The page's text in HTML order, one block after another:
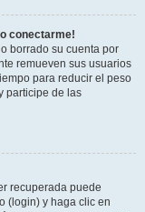
conectarme!
borrado su cuenta por
remueven sus usuarios
para reducir el peso
participe de las
recuperada puede
(login) y haga clic en